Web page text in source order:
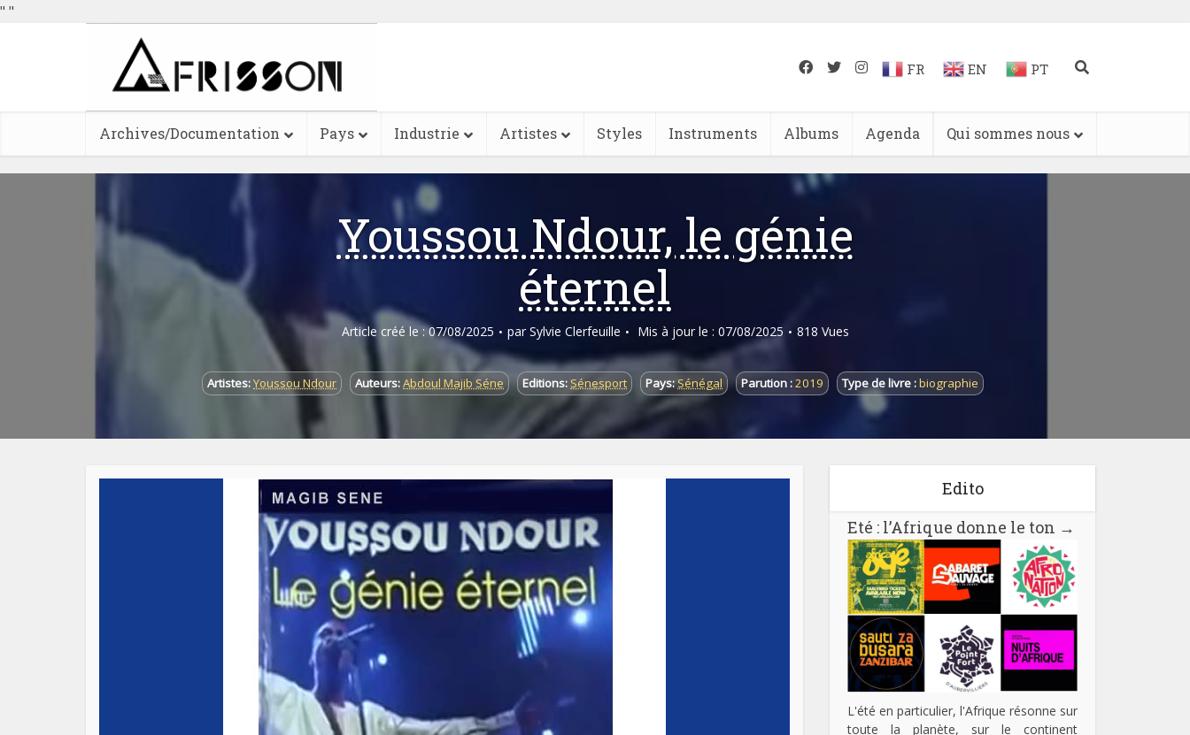
" "
FR EN PT
Archives/Documentation Pays Industrie Artistes Styles Instruments Albums Agenda Qui sommes nous
Youssou Ndour, le génie
éternel
Article créé le : 07/08/2025 par Sylvie Clerfeuille Mis à jour le : 07/08/2025 818 Vues
Artistes:Youssou Ndour Auteurs:Abdoul Majib Séne Editions: Sénesport Pays:Sénégal Parution :2019 Type de livre :biographie
Edito
Eté : l’Afrique donne le ton →
L'été en particulier, l'Afrique résonne sur
toute la planète, sur le continent